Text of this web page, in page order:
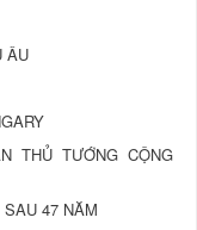
ÂU
THỦ TƯỚNG CỘNG
47 NĂM